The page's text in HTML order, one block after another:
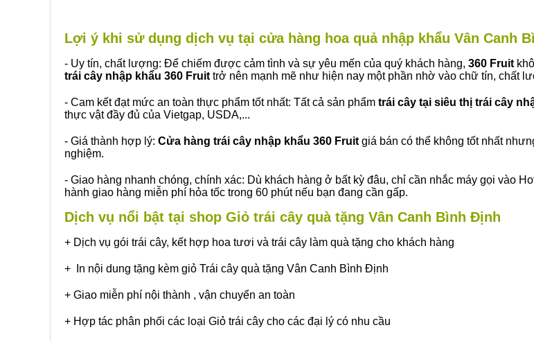
Lợi ý khi sử dụng dịch vụ tại cửa hàng hoa quả nhập khẩu Vân Canh
- Uy tín, chất lượng: Để chiếm được cảm tình và sự yêu mến của quý khách hàng, 360 Fruit
trái cây nhập khẩu 360 Fruit trở nên mạnh mẽ như hiện nay một phần nhờ vào chữ tín, chất
- Cam kết đạt mức an toàn thực phẩm tốt nhất: Tất cả sản phẩm trái cây tại siêu thị trái cây
thực vật đầy đủ của Vietgap, USDA,...
- Giá thành hợp lý: Cửa hàng trái cây nhập khẩu 360 Fruit giá bán có thể không tốt nhất
nghiệm.
- Giao hàng nhanh chóng, chính xác: Dù khách hàng ở bất kỳ đâu, chỉ cần nhắc máy gọi vào
hành giao hàng miễn phí hỏa tốc trong 60 phút nếu bạn đang cần gấp.
Dịch vụ nổi bật tại shop Giỏ trái cây quà tặng Vân Canh Bình Định
+ Dịch vụ gói trái cây, kết hợp hoa tươi và trái cây làm quà tặng cho khách hàng
+ In nội dung tặng kèm giỏ Trái cây quà tặng Vân Canh Bình Định
+ Giao miễn phí nội thành , vận chuyển an toàn
+ Hợp tác phân phối các loại Giỏ trái cây cho các đại lý có nhu cầu